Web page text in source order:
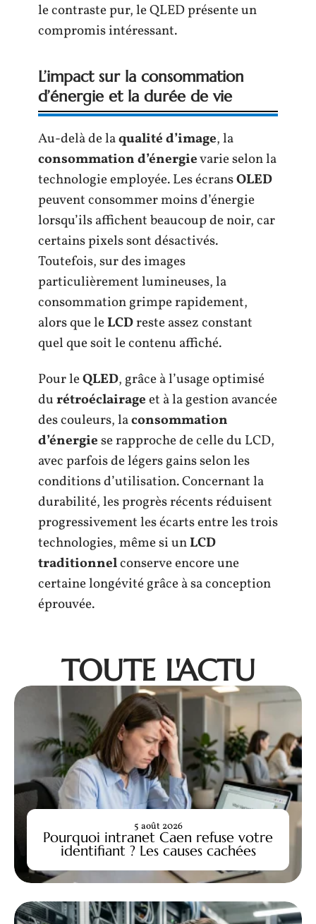
le contraste pur, le QLED présente un
compromis intéressant.
L’impact sur la consommation
d’énergie et la durée de vie
Au-delà de laqualité d’image, la
consommation d’énergievarie selon la
technologie employée. Les écransOLED
peuvent consommer moins d’énergie
lorsqu’ils affichent beaucoup de noir, car
certains pixels sont désactivés.
Toutefois, sur des images
particulièrement lumineuses, la
consommation grimpe rapidement,
alors que leLCDreste assez constant
quel que soit le contenu affiché.
Pour leQLED, grâce à l’usage optimisé
durétroéclairageet à la gestion avancée
des couleurs, laconsommation
d’énergiese rapproche de celle du LCD,
avec parfois de légers gains selon les
conditions d’utilisation. Concernant la
durabilité, les progrès récents réduisent
progressivement les écarts entre les trois
technologies, même si unLCD
traditionnelconserve encore une
certaine longévité grâce à sa conception
éprouvée.
TOUTE L'ACTU
Pourquoi intranet Caen refuse votre
identifiant ? Les causes cachées
5 août 2026